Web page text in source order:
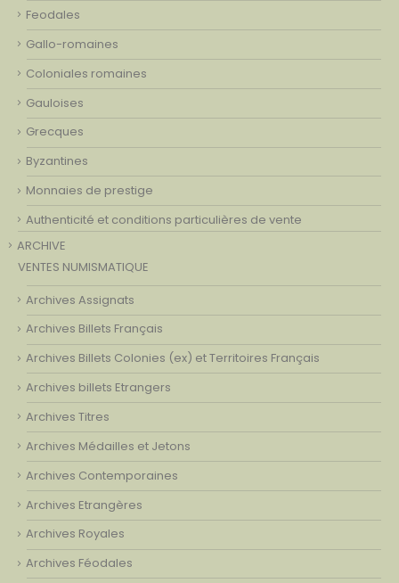
Feodales
Gallo-romaines
Coloniales romaines
Gauloises
Grecques
Byzantines
Monnaies de prestige
Authenticité et conditions particulières de vente
ARCHIVE
VENTES NUMISMATIQUE
Archives Assignats
Archives Billets Français
Archives Billets Colonies (ex) et Territoires Français
Archives billets Etrangers
Archives Titres
Archives Médailles et Jetons
Archives Contemporaines
Archives Etrangères
Archives Royales
Archives Féodales